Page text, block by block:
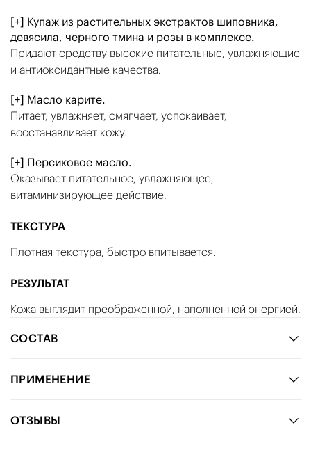
[+] Купаж из растительных экстрактов шиповника,
девясила, черного тмина и розы в комплексе.
Придают средству высокие питательные, увлажняющие
и антиоксидантные качества.
[+] Масло карите.
Питает, увлажняет, смягчает, успокаивает,
восстанавливает кожу.
[+] Персиковое масло.
Оказывает питательное, увлажняющее,
витаминизирующее действие.
ТЕКСТУРА
Плотная текстура, быстро впитывается.
РЕЗУЛЬТАТ
Кожа выглядит преображенной, наполненной энергией.
СОСТАВ
ПРИМЕНЕНИЕ
ОТЗЫВЫ